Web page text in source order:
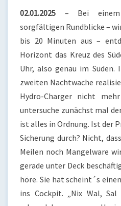
02.01.2025 – Bei einem
sorgfältigen Rundblicke –
bis 20 Minuten aus –
Horizont das Kreuz des
Uhr, also genau im Süden.
zweiten Nachtwache
Hydro-Charger nicht
untersuche zunächst mal
ist alles in Ordnung. Ist der
Sicherung durch? Nicht,
Meilen noch Mangelware
gerade unter Deck
höre. Sie hat scheint´s
ins Cockpit. „Nix Wal,